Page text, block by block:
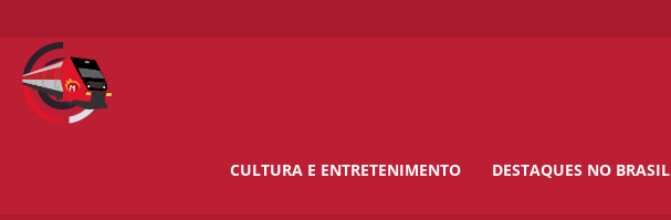
CULTURA E ENTRETENIMENTO DESTAQUES NO BRASIL